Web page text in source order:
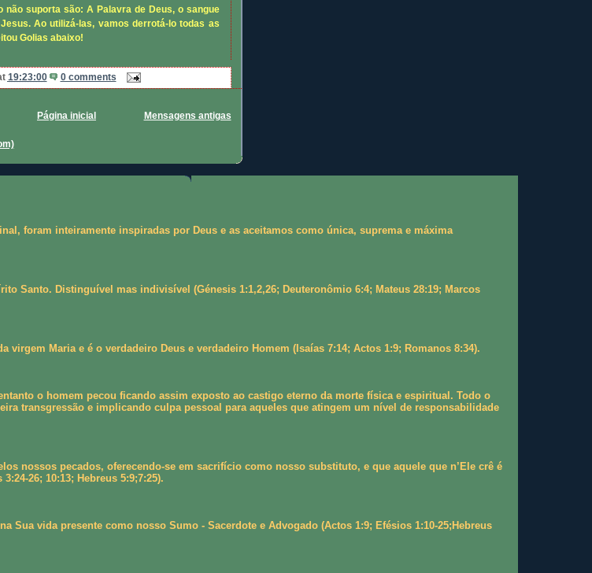
não suporta são: A Palavra de Deus, o sangue
Ao utilizá-las, vamos derrotá-lo todas as
Golias abaixo!
19:23:00 0 comments
Mensagens antigas
Página inicial
foram inteiramente inspiradas por Deus e as aceitamos como única, suprema e máxima
Santo. Distinguível mas indivisível (Génesis 1:1,2,26; Deuteronômio 6:4; Mateus 28:19; Marcos
Maria e é o verdadeiro Deus e verdadeiro Homem (Isaías 7:14; Actos 1:9; Romanos 8:34).
o homem pecou ficando assim exposto ao castigo eterno da morte física e espiritual. Todo o
transgressão e implicando culpa pessoal para aqueles que atingem um nível de responsabilidade
nossos pecados, oferecendo-se em sacrifício como nosso substituto, e que aquele que n’Ele crê é
26; 10:13; Hebreus 5:9;7:25).
Sua vida presente como nosso Sumo - Sacerdote e Advogado (Actos 1:9; Efésios 1:10-25;Hebreus